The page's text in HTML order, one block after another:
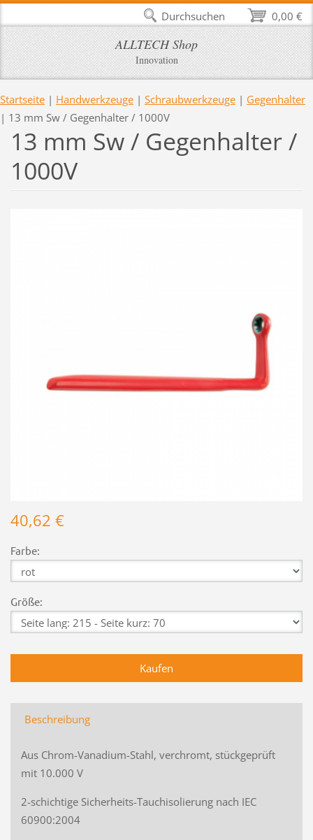
ALLTECH Shop
Innovation
Startseite | Handwerkzeuge | Schraubwerkzeuge | Gegenhalter
| 13 mm Sw / Gegenhalter / 1000V
13 mm Sw / Gegenhalter /
1000V
40,62 €
Farbe:
Größe:
Beschreibung
Aus Chrom-Vanadium-Stahl, verchromt, stückgeprüft
mit 10.000 V
2-schichtige Sicherheits-Tauchisolierung nach IEC
60900:2004
0,00 €
Durchsuchen